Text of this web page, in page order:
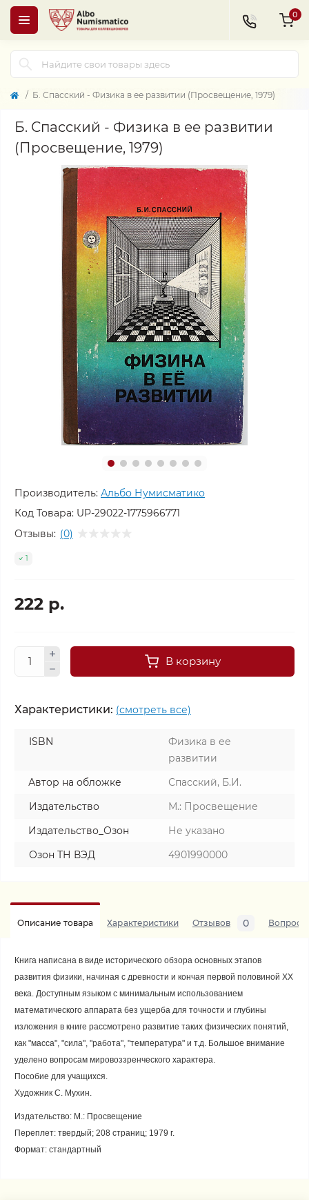
0
Б. Спасский - Физика в ее развитии (Просвещение, 1979)
Б. Спасский - Физика в ее развитии
(Просвещение, 1979)
Производитель: Альбо Нумисматико
Код Товара: UP-29022-1775966771
Отзывы: (0)
1
222 р.
В корзину
Характеристики: (смотреть все)
ISBN
Физика в ее
развитии
Автор на обложке
Спасский, Б.И.
Издательство
М.: Просвещение
Издательство_Озон
Не указано
Озон ТН ВЭД
4901990000
Описание товара Характеристики Отзывов 0 Вопросы
Книга написана в виде исторического обзора основных этапов
развития физики, начиная с древности и кончая первой половиной ХХ
века. Доступным языком с минимальным использованием
математического аппарата без ущерба для точности и глубины
изложения в книге рассмотрено развитие таких физических понятий,
как "масса", "сила", "работа", "температура" и т.д. Большое внимание
уделено вопросам мировоззренческого характера.
Пособие для учащихся.
Художник С. Мухин.
Издательство: М.: Просвещение
Переплет: твердый; 208 страниц; 1979 г.
Формат: стандартный